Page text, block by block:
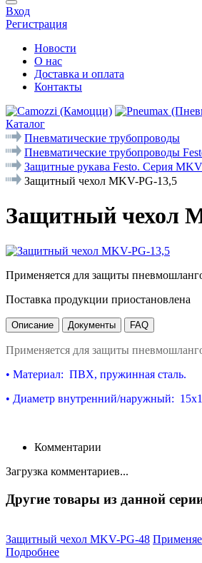
Вход
Регистрация
Новости
О нас
Доставка и оплата
Контакты
Каталог
Пневматические трубопроводы
Пневматические трубопроводы
Защитные рукава Festo. Серия MKV
Защитный чехол MKV-PG-13,5
Защитный чехол
Применяется для защиты
Поставка продукции приостановлена
Описание Документы FAQ
Применяется для защиты
• Материал: ПВХ, пружинная сталь.
• Диаметр внутренний/наружный:
Комментарии
Загрузка комментариев...
Другие товары из данной
Защитный чехол MKV-PG-48
Подробнее